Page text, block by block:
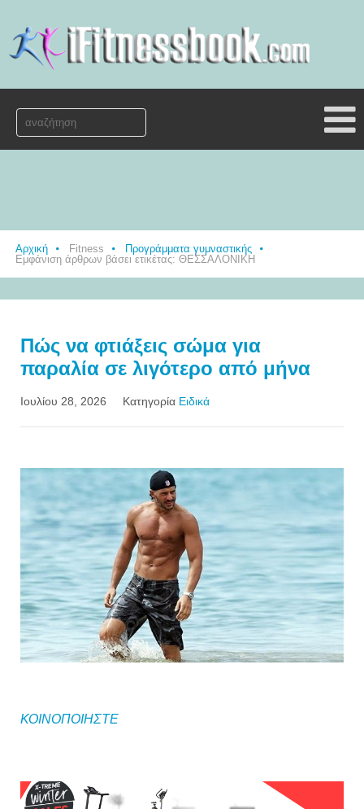
Αρχική Fitness
Προγράμματα γυμναστικής
Εμφάνιση άρθρων βάσει ετικέτας: ΘΕΣΣΑΛΟΝΙΚΗ
Πώς να φτιάξεις σώμα για
παραλία σε λιγότερο από μήνα
Ιουλίου 28, 2026 Κατηγορία Ειδικά
ΚΟΙΝΟΠΟΙΗΣΤΕ